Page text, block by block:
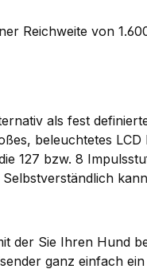
Reichweite von
als fest
beleuchtetes LCD
127 bzw. 8
der Sie Ihren Hund
ganz einfach